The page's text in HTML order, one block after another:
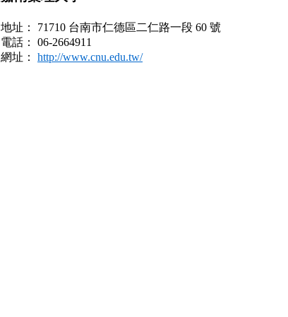
地址： 71710 台南市仁德區二仁路一段 60 號
電話： 06-2664911
網址： http://www.cnu.edu.tw/